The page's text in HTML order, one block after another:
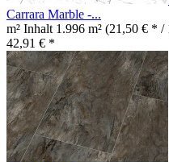
Carrara Marble -...
m² Inhalt 1.996 m² (21,50 € * /
42,91 € *